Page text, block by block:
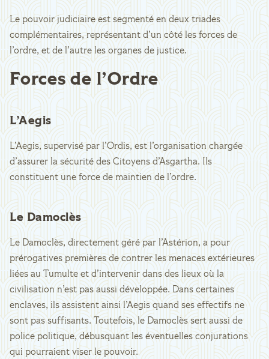
Le pouvoir judiciaire est segmenté en deux triades
complémentaires, représentant d’un côté les forces de
l’ordre, et de l’autre les organes de justice.
Forces de l’Ordre
L’Aegis
L’Aegis, supervisé par l’Ordis, est l’organisation chargée
d’assurer la sécurité des Citoyens d’Asgartha. Ils
constituent une force de maintien de l’ordre.
Le Damoclès
Le Damoclès, directement géré par l’Astérion, a pour
prérogatives premières de contrer les menaces extérieures
liées au Tumulte et d’intervenir dans des lieux où la
civilisation n’est pas aussi développée. Dans certaines
enclaves, ils assistent ainsi l’Aegis quand ses effectifs ne
sont pas suffisants. Toutefois, le Damoclès sert aussi de
police politique, débusquant les éventuelles conjurations
qui pourraient viser le pouvoir.